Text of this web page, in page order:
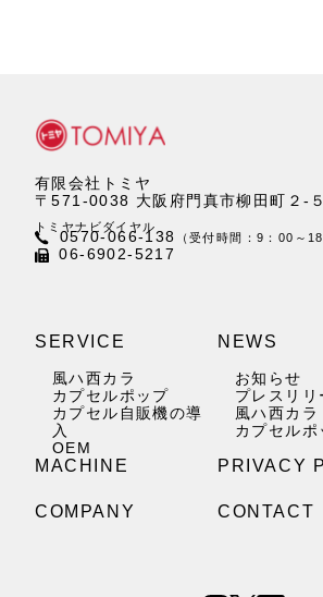
有限会社トミヤ
〒571-0038 大阪府門真市柳田町２-５
トミヤナビダイヤル
0570-066-138 （受付時間：9：00～
06-6902-5217
SERVICE
風ハ西カラ
カプセルポップ
カプセル自販機の導
入
OEM
NEWS
お知らせ
プレスリリ
風ハ西カラ
カプセルポ
MACHINE
COMPANY
PRIVACY
CONTACT